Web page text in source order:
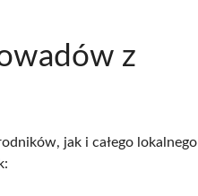
z
jak i całego lokalnego